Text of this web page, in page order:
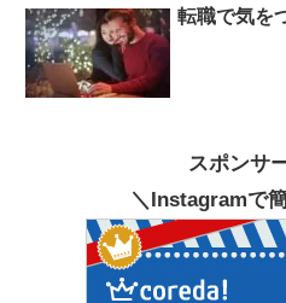
転職で気を
スポンサ
＼Instagramで